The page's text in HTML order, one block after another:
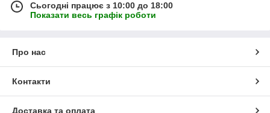
Сьогодні працює з 10:00 до 18:00
Показати весь графік роботи
Про нас
Контакти
Доставка та оплата